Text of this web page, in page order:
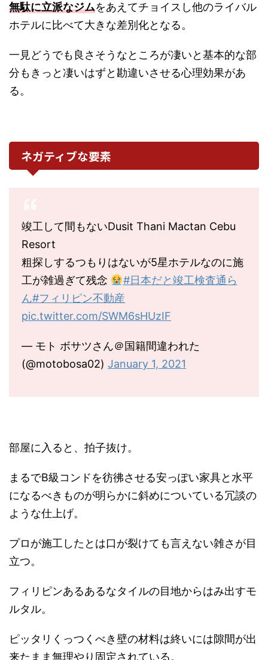
無駄に立派なジムをあえてチョイスし他のライバル
ホテルに比べて大きな差別化となる。
一見どうでも良さそうなところが凄いと基本的な部
分もきっと凄いはずと勘違いさせる心理効果があ
る。
ネガティブな要素
竣工して間もないDusit Thani Mactan Cebu
Resort
粗探しするつもりはないが5星ホテルなのに施
工が雑過ぎて残念
#日本だと竣工検査通ら
ん#フィリピン不動産
pic.twitter.com/SWM6sHUzIF
— モト ボサツさん＠国籍間違われた
(@motobosa02) January 1, 2021
部屋に入ると、拍子抜け。
まるでB級コンドを彷彿させる安っぽい家具と水平
になるべきものが明らかに斜めについている冗談の
ような仕上げ。
プロが施工したとは口が裂けても言えない雑さが目
立つ。
フィリピンあるあるなタイルの目地からはみ出すモ
ルタル。
ピッタリくっつくべき壁の材料は終いには隙間が出
来たまま無理やり固定されている。